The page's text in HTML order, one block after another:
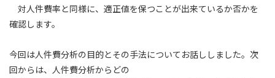
対人件費率と同様に、適正値を保つことが出来ているか否かを
確認します。
今回は人件費分析の目的とその手法についてお話ししました。次
回からは、人件費分析からどの